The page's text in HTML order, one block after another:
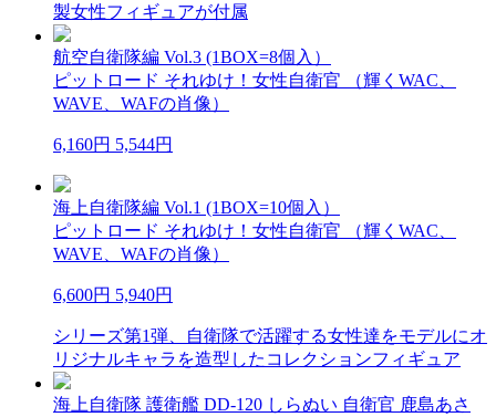
製女性フィギュアが付属
航空自衛隊編 Vol.3 (1BOX=8個入）
ピットロード それゆけ！女性自衛官 （輝くWAC、
WAVE、WAFの肖像）
6,160円 5,544円
海上自衛隊編 Vol.1 (1BOX=10個入）
ピットロード それゆけ！女性自衛官 （輝くWAC、
WAVE、WAFの肖像）
6,600円 5,940円
シリーズ第1弾、自衛隊で活躍する女性達をモデルにオ
リジナルキャラを造型したコレクションフィギュア
海上自衛隊 護衛艦 DD-120 しらぬい 自衛官 鹿島あさ